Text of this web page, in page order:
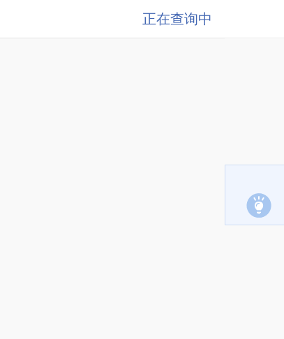
正在查询中